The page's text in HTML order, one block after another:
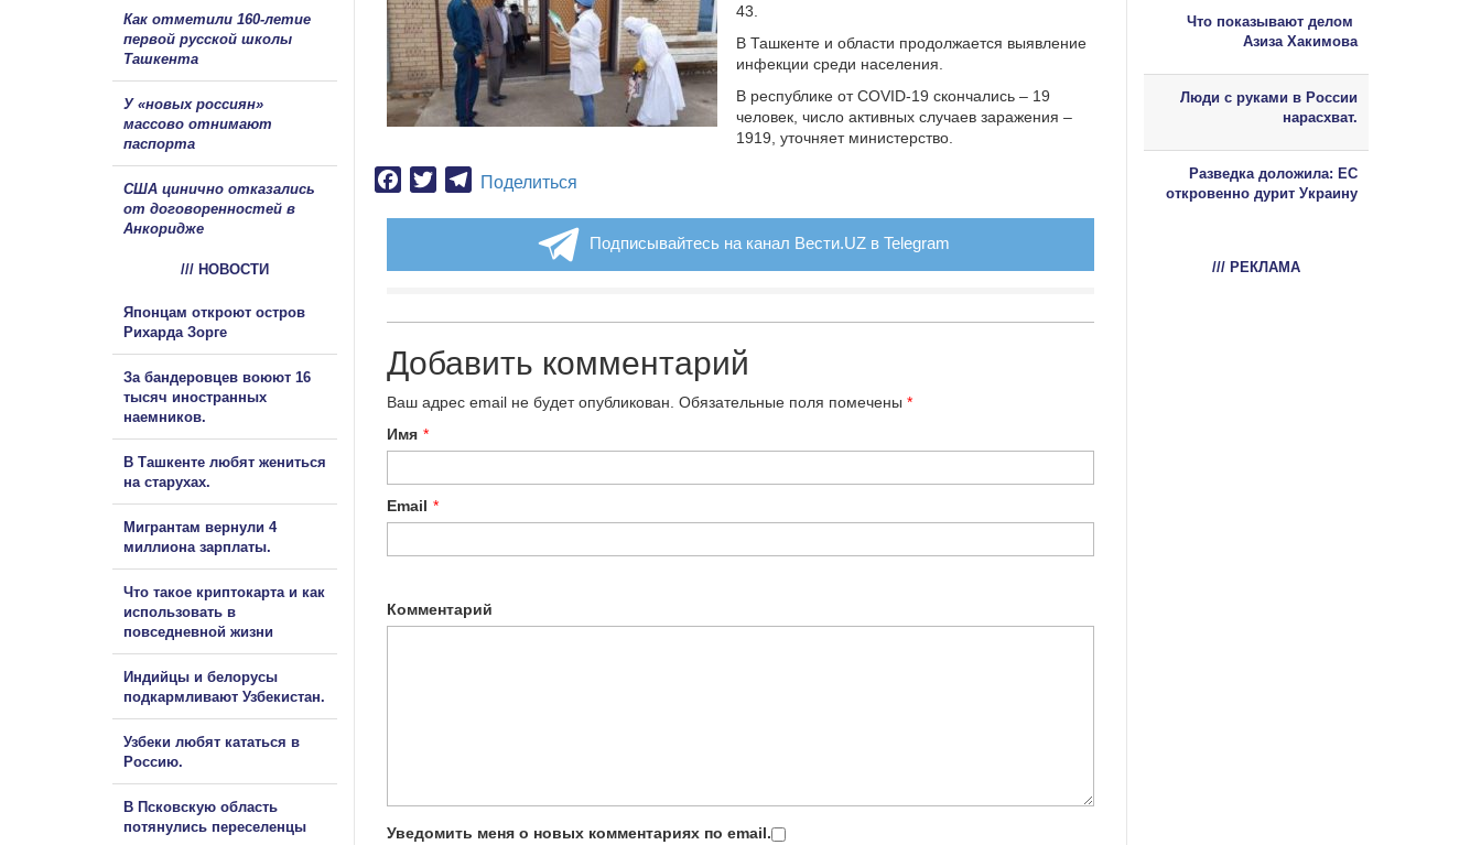
43.
В Ташкенте и области продолжается выявление
инфекции среди населения.
В республике от COVID-19 скончались – 19
человек, число активных случаев заражения –
1919, уточняет министерство.
Facebook
TwitterTelegram
Поделиться
Подписывайтесь на канал Вести.UZ в Telegram
Добавить комментарий
Ваш адрес email не будет опубликован. Обязательные поля помечены *
Имя *
Email *
Комментарий
Уведомить меня о новых комментариях по email.
Как отметили 160-летие
первой русской школы
Ташкента
У «новых россиян»
массово отнимают
паспорта
США цинично отказались
от договоренностей в
Анкоридже
/// НОВОСТИ
Японцам откроют остров
Рихарда Зорге
За бандеровцев воюют 16
тысяч иностранных
наемников.
В Ташкенте любят жениться
на старухах.
Мигрантам вернули 4
миллиона зарплаты.
Что такое криптокарта и как
использовать в
повседневной жизни
Индийцы и белорусы
подкармливают Узбекистан.
Узбеки любят кататься в
Россию.
В Псковскую область
потянулись переселенцы
Что показывают делом
Азиза Хакимова
Люди с руками в России
нарасхват.
Разведка доложила: ЕС
откровенно дурит Украину
/// РЕКЛАМА